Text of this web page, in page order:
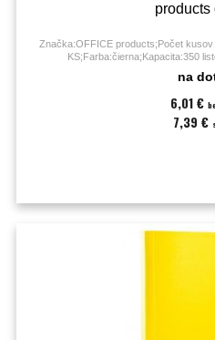
products
Značka:OFFICE products;Počet
KS;Farba:čierna;Kapacita:350
na
6,01 €
7,39 €